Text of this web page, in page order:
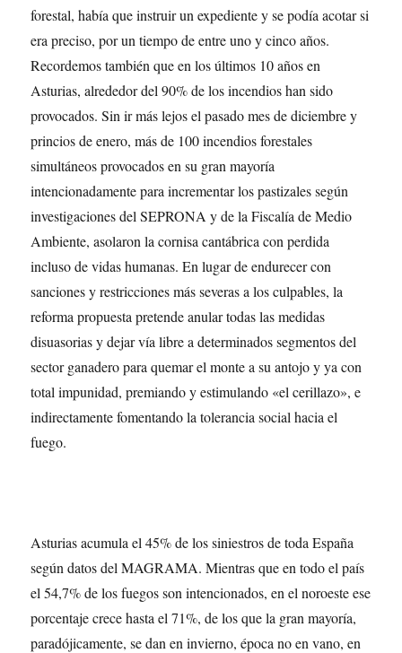
forestal, había que instruir un expediente y se podía acotar si
era preciso, por un tiempo de entre uno y cinco años.
Recordemos también que en los últimos 10 años en
Asturias, alrededor del 90% de los incendios han sido
provocados. Sin ir más lejos el pasado mes de diciembre y
princios de enero, más de 100 incendios forestales
simultáneos provocados en su gran mayoría
intencionadamente para incrementar los pastizales según
investigaciones del SEPRONA y de la Fiscalía de Medio
Ambiente, asolaron la cornisa cantábrica con perdida
incluso de vidas humanas. En lugar de endurecer con
sanciones y restricciones más severas a los culpables, la
reforma propuesta pretende anular todas las medidas
disuasorias y dejar vía libre a determinados segmentos del
sector ganadero para quemar el monte a su antojo y ya con
total impunidad, premiando y estimulando «el cerillazo», e
indirectamente fomentando la tolerancia social hacia el
fuego.
Asturias acumula el 45% de los siniestros de toda España
según datos del MAGRAMA. Mientras que en todo el país
el 54,7% de los fuegos son intencionados, en el noroeste ese
porcentaje crece hasta el 71%, de los que la gran mayoría,
paradójicamente, se dan en invierno, época no en vano, en